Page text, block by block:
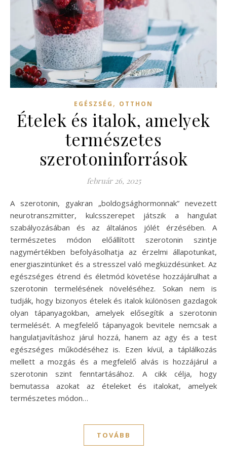
EGÉSZSÉG , OTTHON
Ételek és italok, amelyek
természetes
szerotoninforrások
február 26, 2025
A szerotonin, gyakran „boldogsághormonnak” nevezett
neurotranszmitter, kulcsszerepet játszik a hangulat
szabályozásában és az általános jólét érzésében. A
természetes módon előállított szerotonin szintje
nagymértékben befolyásolhatja az érzelmi állapotunkat,
energiaszintünket és a stresszel való megküzdésünket. Az
egészséges étrend és életmód követése hozzájárulhat a
szerotonin termelésének növeléséhez. Sokan nem is
tudják, hogy bizonyos ételek és italok különösen gazdagok
olyan tápanyagokban, amelyek elősegítik a szerotonin
termelését. A megfelelő tápanyagok bevitele nemcsak a
hangulatjavításhoz járul hozzá, hanem az agy és a test
egészséges működéséhez is. Ezen kívül, a táplálkozás
mellett a mozgás és a megfelelő alvás is hozzájárul a
szerotonin szint fenntartásához. A cikk célja, hogy
bemutassa azokat az ételeket és italokat, amelyek
természetes módon…
TOVÁBB